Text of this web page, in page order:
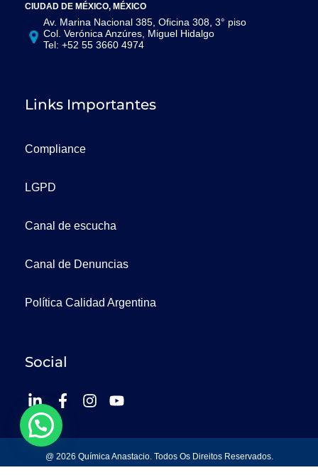
CIUDAD DE MÉXICO, MÉXICO
Av. Marina Nacional 385, Oficina 308, 3° piso
Col. Verónica Anzúres, Miguel Hidalgo
Tel: +52 55 3660 4974
Links Importantes
Compliance
LGPD
Canal de escucha
Canal de Denuncias
Política Calidad Argentina
Social
@ 2026 Química Anastacio. Todos Os Direitos Reservados.